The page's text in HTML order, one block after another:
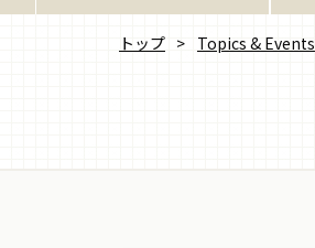
トップ > Topics & Events